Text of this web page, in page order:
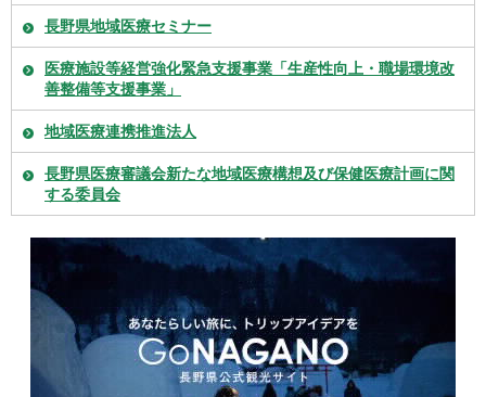
長野県地域医療セミナー
医療施設等経営強化緊急支援事業「生産性向上・職場環境改
善整備等支援事業」
地域医療連携推進法人
長野県医療審議会新たな地域医療構想及び保健医療計画に関
する委員会